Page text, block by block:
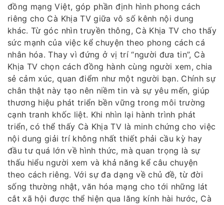
đồng mạng Việt, góp phần định hình phong cách
riêng cho Cà Khịa TV giữa vô số kênh nội dung
khác. Từ góc nhìn truyền thông, Cà Khịa TV cho thấy
sức mạnh của việc kể chuyện theo phong cách cá
nhân hóa. Thay vì đứng ở vị trí “người đưa tin”, Cà
Khịa TV chọn cách đồng hành cùng người xem, chia
sẻ cảm xúc, quan điểm như một người bạn. Chính sự
chân thật này tạo nên niềm tin và sự yêu mến, giúp
thương hiệu phát triển bền vững trong môi trường
cạnh tranh khốc liệt. Khi nhìn lại hành trình phát
triển, có thể thấy Cà Khịa TV là minh chứng cho việc
nội dung giải trí không nhất thiết phải cầu kỳ hay
đầu tư quá lớn về hình thức, mà quan trọng là sự
thấu hiểu người xem và khả năng kể câu chuyện
theo cách riêng. Với sự đa dạng về chủ đề, từ đời
sống thường nhật, văn hóa mạng cho tới những lát
cắt xã hội được thể hiện qua lăng kính hài hước, Cà